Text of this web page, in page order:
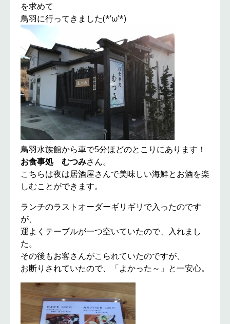
を求めて
鳥羽に行ってきました(*’ω’*)
鳥羽水族館から車で5分ほどのとこりにあります！
お食事処 むつみさん。
こちらは夜は居酒屋さんで美味しい海鮮とお酒を楽
しむことができます。
ランチのラストオーダーギリギリで入ったのです
が、
運よくテーブルが一つ空いていたので、入れまし
た。
その後もお客さんがこられていたのですが、
お断りされていたので、「よかった～」と一安心。